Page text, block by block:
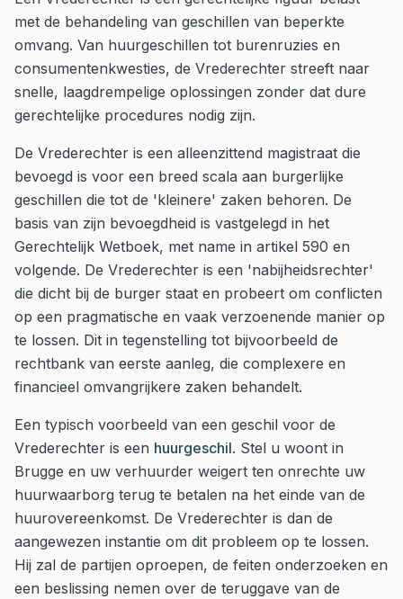
met de behandeling van geschillen van beperkte
omvang. Van huurgeschillen tot burenruzies en
consumentenkwesties, de Vrederechter streeft naar
snelle, laagdrempelige oplossingen zonder dat dure
gerechtelijke procedures nodig zijn.
De Vrederechter is een alleenzittend magistraat die
bevoegd is voor een breed scala aan burgerlijke
geschillen die tot de 'kleinere' zaken behoren. De
basis van zijn bevoegdheid is vastgelegd in het
Gerechtelijk Wetboek, met name in artikel 590 en
volgende. De Vrederechter is een 'nabijheidsrechter'
die dicht bij de burger staat en probeert om conflicten
op een pragmatische en vaak verzoenende manier op
te lossen. Dit in tegenstelling tot bijvoorbeeld de
rechtbank van eerste aanleg, die complexere en
financieel omvangrijkere zaken behandelt.
Een typisch voorbeeld van een geschil voor de
Vrederechter is een huurgeschil. Stel u woont in
Brugge en uw verhuurder weigert ten onrechte uw
huurwaarborg terug te betalen na het einde van de
huurovereenkomst. De Vrederechter is dan de
aangewezen instantie om dit probleem op te lossen.
Hij zal de partijen oproepen, de feiten onderzoeken en
een beslissing nemen over de teruggave van de